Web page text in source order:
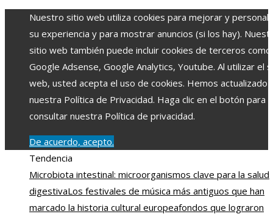
Nuestro sitio web utiliza cookies para mejorar y
su experiencia y para mostrar anuncios (si los hay).
sitio web también puede incluir cookies de terceros como
Google Adsense, Google Analytics, Youtube. Al utilizar el
web, usted acepta el uso de cookies. Hemos actualizado
nuestra Política de Privacidad. Haga clic en el botón para
consultar nuestra Política de privacidad.
De acuerdo, acepto.
Tendencia
Microbiota intestinal: microorganismos clave para la salud
digestivaLos festivales de música más antiguos que han
marcado la historia cultural europeafondos que lograron